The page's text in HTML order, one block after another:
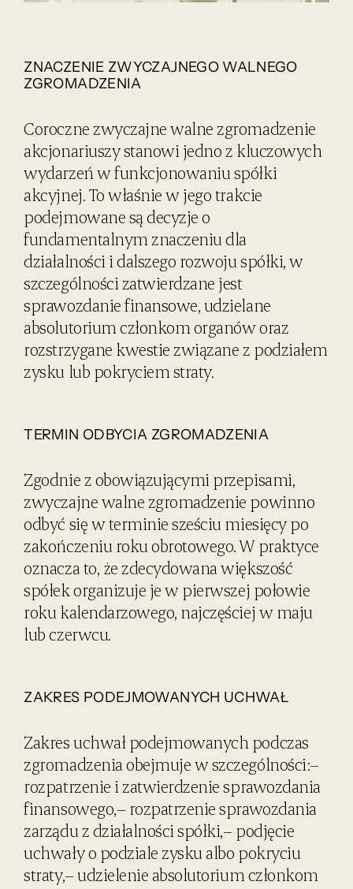
ZNACZENIE ZWYCZAJNEGO WALNEGO
ZGROMADZENIA
Coroczne zwyczajne walne zgromadzenie
akcjonariuszy stanowi jedno z kluczowych
wydarzeń w funkcjonowaniu spółki
akcyjnej. To właśnie w jego trakcie
podejmowane są decyzje o
fundamentalnym znaczeniu dla
działalności i dalszego rozwoju spółki, w
szczególności zatwierdzane jest
sprawozdanie finansowe, udzielane
absolutorium członkom organów oraz
rozstrzygane kwestie związane z podziałem
zysku lub pokryciem straty.
TERMIN ODBYCIA ZGROMADZENIA
Zgodnie z obowiązującymi przepisami,
zwyczajne walne zgromadzenie powinno
odbyć się w terminie sześciu miesięcy po
zakończeniu roku obrotowego. W praktyce
oznacza to, że zdecydowana większość
spółek organizuje je w pierwszej połowie
roku kalendarzowego, najczęściej w maju
lub czerwcu.
ZAKRES PODEJMOWANYCH UCHWAŁ
Zakres uchwał podejmowanych podczas
zgromadzenia obejmuje w szczególności:–
rozpatrzenie i zatwierdzenie sprawozdania
finansowego,– rozpatrzenie sprawozdania
zarządu z działalności spółki,– podjęcie
uchwały o podziale zysku albo pokryciu
straty,– udzielenie absolutorium członkom